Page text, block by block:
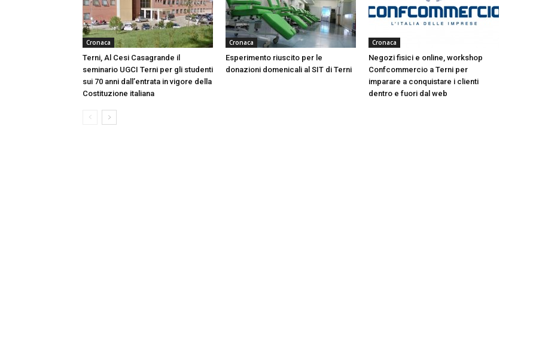
Cronaca
Terni, Al Cesi Casagrande il
seminario UGCI Terni per gli studenti
sui 70 anni dall’entrata in vigore della
Costituzione italiana
Cronaca
Esperimento riuscito per le
donazioni domenicali al SIT di Terni
Cronaca
Negozi fisici e online, workshop
Confcommercio a Terni per
imparare a conquistare i clienti
dentro e fuori dal web